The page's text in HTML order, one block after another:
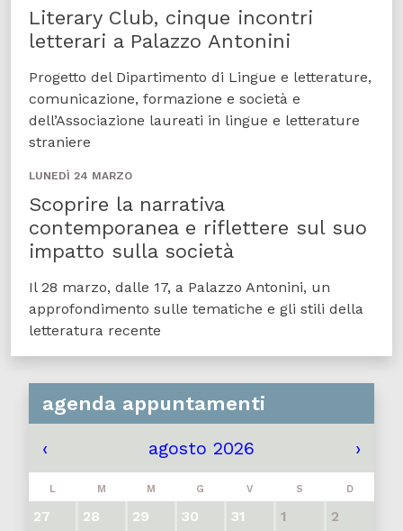
Literary Club, cinque incontri
letterari a Palazzo Antonini
Progetto del Dipartimento di Lingue e letterature,
comunicazione, formazione e società e
dell’Associazione laureati in lingue e letterature
straniere
LUNEDÌ 24 MARZO
Scoprire la narrativa
contemporanea e riflettere sul suo
impatto sulla società
Il 28 marzo, dalle 17, a Palazzo Antonini, un
approfondimento sulle tematiche e gli stili della
letteratura recente
agenda appuntamenti
‹ agosto 2026 ›
L M M G V S D
27 28 29 30 31 1
2